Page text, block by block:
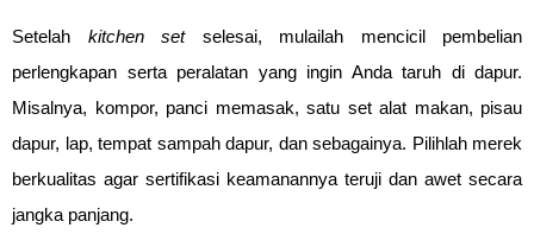
Setelah kitchen setselesai, mulailah mencicil pembelian
perlengkapan serta peralatan yang ingin Anda taruh di dapur.
Misalnya, kompor, panci memasak, satu set alat makan, pisau
dapur, lap, tempat sampah dapur, dan sebagainya. Pilihlah merek
berkualitas agar sertifikasi keamanannya teruji dan awet secara
jangka panjang.